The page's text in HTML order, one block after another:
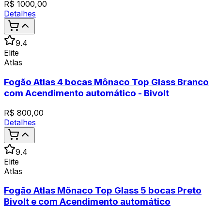
R$ 1000,00
Detalhes
9.4
Elite
Atlas
Fogão Atlas 4 bocas Mônaco Top Glass Branco
com Acendimento automático - Bivolt
R$ 800,00
Detalhes
9.4
Elite
Atlas
Fogão Atlas Mônaco Top Glass 5 bocas Preto
Bivolt e com Acendimento automático